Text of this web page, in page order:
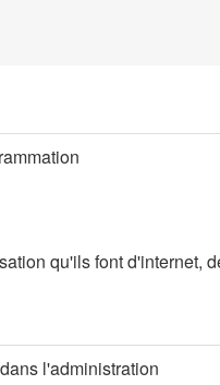
qu'ils font
l'administration